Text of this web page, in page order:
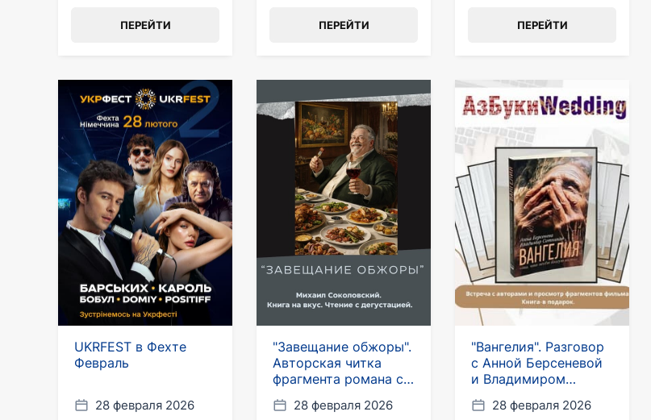
ПЕРЕЙТИ ПЕРЕЙТИ ПЕРЕЙТИ
UKRFEST в Фехте
Февраль
28 февраля 2026
"Завещание обжоры".
Авторская читка
фрагмента романа с
дегустацией в
Берлине
28 февраля 2026
"Вангелия". Разговор
с Анной Берсеневой
и Владимиром
Сотниковым в
Берлине
28 февраля 2026